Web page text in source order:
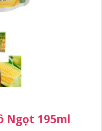
Ngọt 195ml